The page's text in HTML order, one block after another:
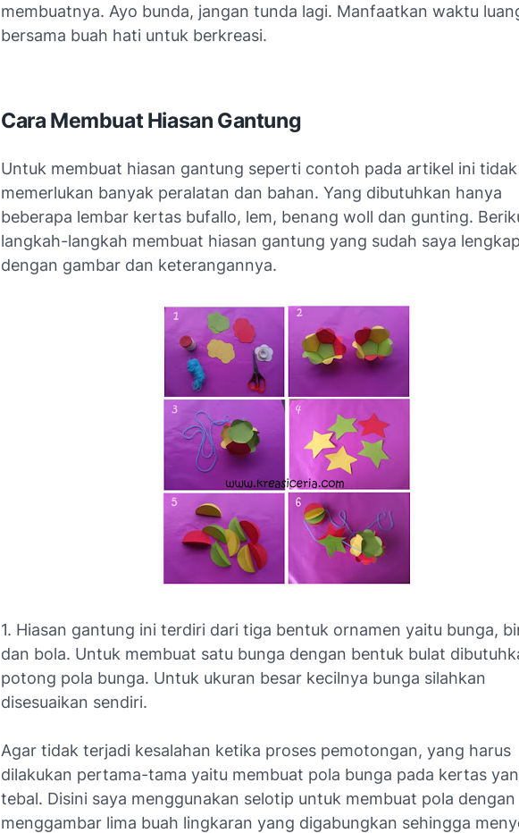
membuatnya. Ayo bunda, jangan tunda lagi. Manfaatkan waktu
bersama buah hati untuk berkreasi.
Cara Membuat Hiasan Gantung
Untuk membuat hiasan gantung seperti contoh pada artikel ini tidak
memerlukan banyak peralatan dan bahan. Yang dibutuhkan hanya
beberapa lembar kertas bufallo, lem, benang woll dan gunting.
langkah-langkah membuat hiasan gantung yang sudah saya
dengan gambar dan keterangannya.
1. Hiasan gantung ini terdiri dari tiga bentuk ornamen yaitu bunga,
dan bola. Untuk membuat satu bunga dengan bentuk bulat
potong pola bunga. Untuk ukuran besar kecilnya bunga silahkan
disesuaikan sendiri.
Agar tidak terjadi kesalahan ketika proses pemotongan, yang harus
dilakukan pertama-tama yaitu membuat pola bunga pada kertas
tebal. Disini saya menggunakan selotip untuk membuat pola dengan
menggambar lima buah lingkaran yang digabungkan sehingga